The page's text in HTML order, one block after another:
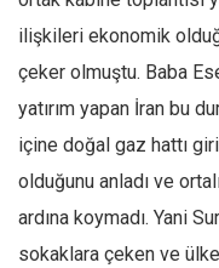
Asya
Afrika
Tarih
ilişkileri ekonomik
çeker olmuştu. Baba
yatırım yapan İran bu
içine doğal gaz hattı
olduğunu anladı ve
ardına koymadı. Yani
sokaklara çeken ve